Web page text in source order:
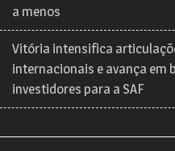
a menos
Vitória intensifica
internacionais e avança em
investidores para a SAF